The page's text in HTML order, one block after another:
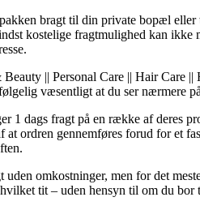
bragt til din private bopæl
kostelige fragtmulighed kan ikke
|| Personal Care || Hair Care
væsentligt at du ser nærmere
1 dags fragt på en række af deres
ordren gennemføres forud for et
omkostninger, men for det
tit – uden hensyn til om du